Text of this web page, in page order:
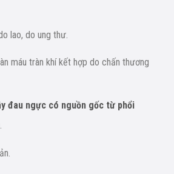
lao, do ung thư.
máu tràn khí kết hợp do chấn thương
đau ngực có nguồn gốc từ phổi